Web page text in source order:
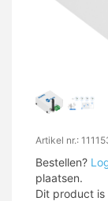
Artikel nr.:
Bestellen?
plaatsen.
Dit product is